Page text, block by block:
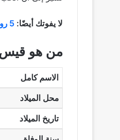
لا يفوتك أيضًا: 5 روايات عميقة جداً في الفلسفة تناقش العقل
من هو قيس
الاسم كامل
محل الميلاد
تاريخ الميلاد